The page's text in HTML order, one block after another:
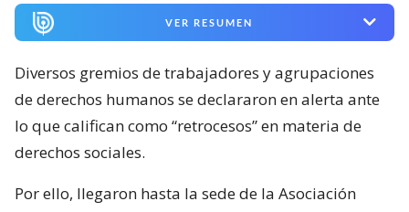
VER RESUMEN
Diversos gremios de trabajadores y agrupaciones
de derechos humanos se declararon en alerta ante
lo que califican como “retrocesos” en materia de
derechos sociales.
Por ello, llegaron hasta la sede de la Asociación